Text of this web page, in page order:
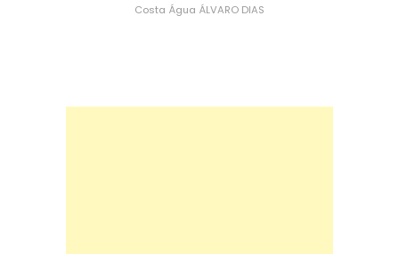
Costa Água ÁLVARO DIAS